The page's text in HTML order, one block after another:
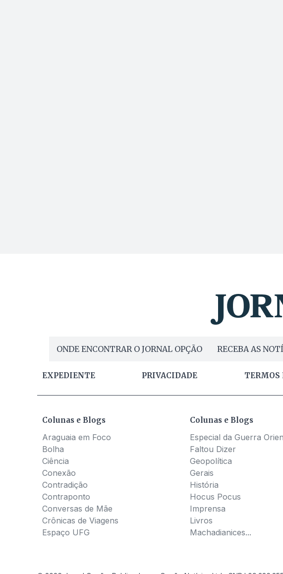
ONDE ENCONTRAR O JORNAL OPÇÃO RECEBA AS
EXPEDIENTE PRIVACIDADE TERMOS
Colunas e Blogs
Araguaia em Foco
Bolha
Ciência
Conexão
Contradição
Contraponto
Conversas de Mãe
Crônicas de Viagens
Espaço UFG
Colunas e Blogs
Especial da Guerra
Faltou Dizer
Geopolítica
Gerais
História
Hocus Pocus
Imprensa
Livros
Machadianices...